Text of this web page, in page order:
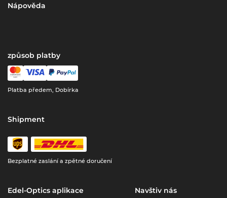
Nápověda
způsob platby
Platba předem, Dobírka
Shipment
Bezplatné zaslání a zpětné doručení
Edel-Optics aplikace Navštiv nás